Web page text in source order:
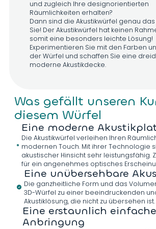
D614 D610 D607
D968 D691 D971
D973 D734
D974 D714 D801
D984 D878 D985
und zugleich Ihre designorientierten
Räumlichkeiten erhalten?
Dann sind die Akustikwürfel genau
Sie! Der Akustikwürfel hat keinen
somit eine besonders leichte Lösung!
Experimentieren Sie mit den Farben
der Würfel und schaffen Sie eine
moderne Akustikdecke.
Was gefällt unseren
diesem Würfel
Eine moderne
Die Akustikwürfel verleihen Ihren
modernen Touch. Mit ihrer Technologie
akustischer Hinsicht sehr leistungsfähig.
für ein angenehmes optisches
Eine unübersehbare
Die ganzheitliche Form und das
3D-Würfel zu einer beeindruckenden
Akustiklösung, die nicht zu übersehen ist.
Eine erstaunlich einfache
Anbringung